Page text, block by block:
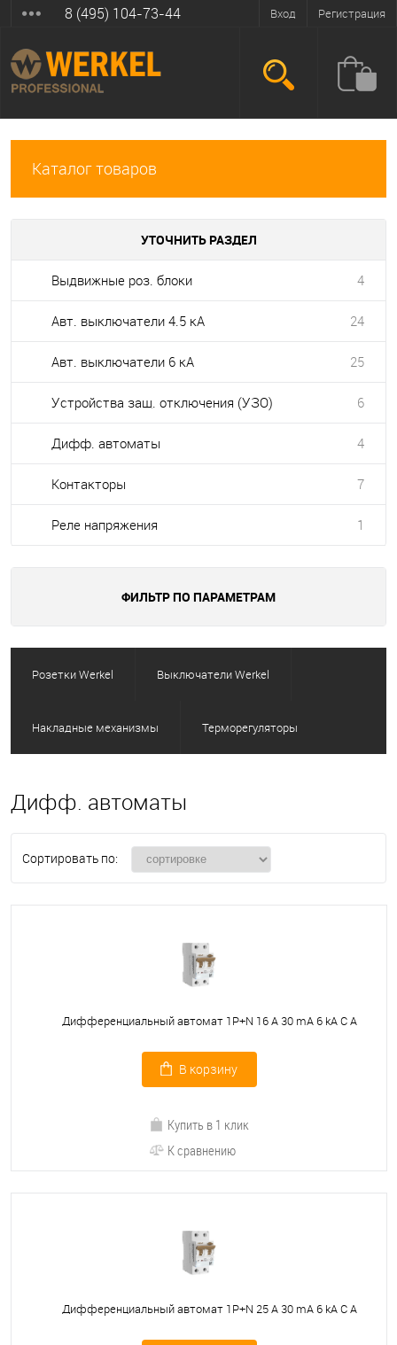
Вход Регистрация
8 (495) 104-73-44
Каталог товаров
УТОЧНИТЬ РАЗДЕЛ
Выдвижные роз. блоки 4
Авт. выключатели 4.5 кА 24
Авт. выключатели 6 кА 25
Устройства защ. отключения (УЗО) 6
Дифф. автоматы 4
Контакторы 7
Реле напряжения 1
ФИЛЬТР ПО ПАРАМЕТРАМ
Розетки Werkel Выключатели Werkel
Накладные механизмы Терморегуляторы
Дифф. автоматы
Сортировать по:
Дифференциальный автомат 1P+N 16 A 30 mА 6 kА C A
В корзину
Купить в 1 клик
К сравнению
Дифференциальный автомат 1P+N 25 A 30 mА 6 kА C А